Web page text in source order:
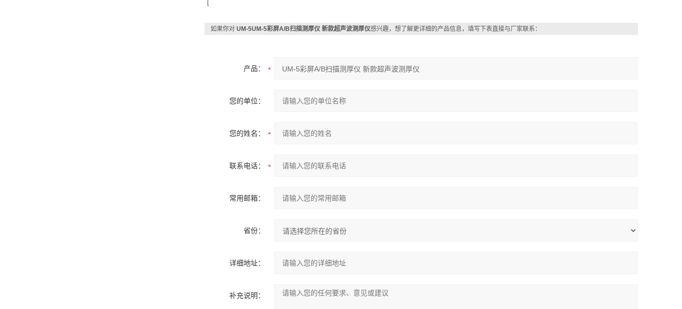
[
如果你对 UM-5UM-5彩屏A/B扫描测厚仪 新款超声波测厚仪感兴趣，想了解更详细的产品信息，填写下表直接与厂家联系：
产品：
您的单位：
您的姓名：
联系电话：
常用邮箱：
省份：
详细地址：
补充说明：